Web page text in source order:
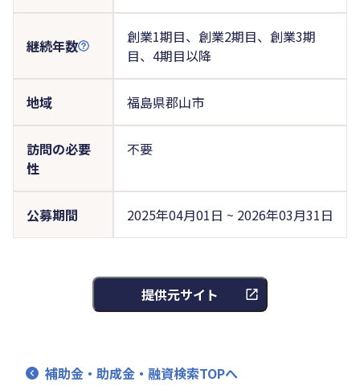
継続年数
創業1期目、創業2期目、創業3期
目、4期目以降
地域 福島県郡山市
訪問の必要
性
不要
公募期間 2025年04月01日 ~ 2026年03月31日
提供元サイト
補助金・助成金・融資検索TOPへ